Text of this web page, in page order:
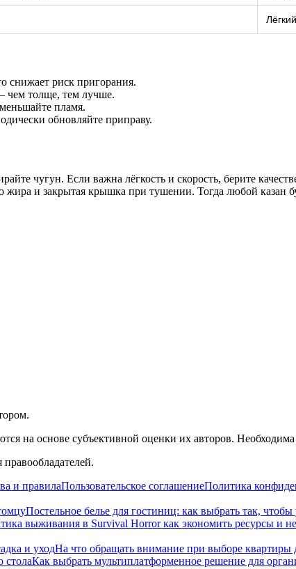
Лёгкий
снижает риск пригорания.
чем толще, тем лучше.
пламя.
обновляйте приправу.
чугун. Если важна лёгкость и скорость, берите
и закрытая крышка при тушении. Тогда любой казан
на основе субъективной оценки их авторов. Необходима
правообладателей.
и правилаПользовательское соглашениеПолитика
Постельное белье для гостиниц: как выбрать так,
выживания в Survival Horror как экономить ресурсы и не
и уходНа что обращать внимание при выборе квартиры
столаКак выбрать мультиплатформенное решение для